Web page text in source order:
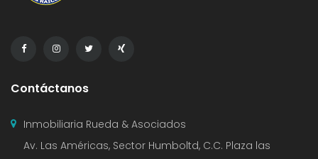
Contáctanos
Inmobiliaria Rueda & Asociados
Av. Las Américas, Sector Humboltd, C.C. Plaza las